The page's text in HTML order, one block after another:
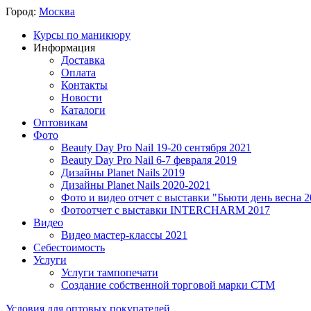
Город: Москва
Курсы по маникюру
Информация
Доставка
Оплата
Контакты
Новости
Каталоги
Оптовикам
Фото
Beauty Day Pro Nail 19-20 сентября 2021
Beauty Day Pro Nail 6-7 февраля 2019
Дизайны Planet Nails 2019
Дизайны Planet Nails 2020-2021
Фото и видео отчет с выставки "Бьюти день весна
Фотоотчет с выставки INTERCHARM 2017
Видео
Видео мастер-классы 2021
Себестоимость
Услуги
Услуги тампопечати
Создание собственной торговой марки СТМ
Условия для оптовых покупателей